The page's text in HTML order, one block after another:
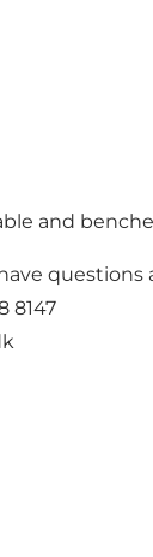
and
8147